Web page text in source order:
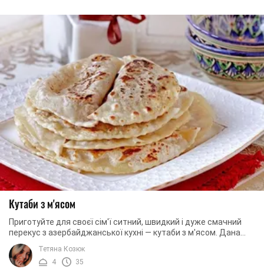
Кутаби з м'ясом
Приготуйте для своєї сім'ї ситний, швидкий і дуже смачний
перекус з азербайджанської кухні — кутаби з м'ясом. Дана
страва чимось нагадує наші ...
Тетяна Козюк
4
35